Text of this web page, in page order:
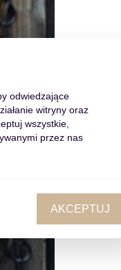
odwiedzające
witryny oraz
wszystkie,
przez nas
AKCEPTUJ